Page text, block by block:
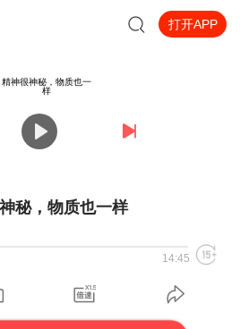
打开APP
秘，物质也一样
14:45